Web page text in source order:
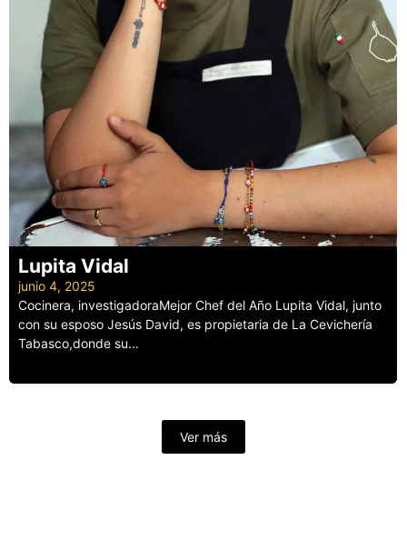
Lupita Vidal
junio 4, 2025
Cocinera, investigadoraMejor Chef del Año Lupita Vidal, junto
con su esposo Jesús David, es propietaria de La Cevichería
Tabasco,donde su...
Ver más